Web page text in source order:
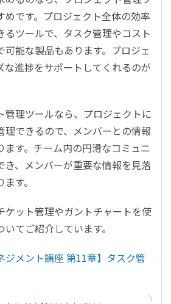
めです。プロジェクト全体の効率
るツールで、タスク管理やコスト
能な製品もあります。プロジェ
な進捗をサポートしてくれるのが
管理ツールなら、プロジェクトに
理できるので、メンバーとの情報
ます。チーム内の円滑なコミュニ
き、メンバーが重要な情報を見落
す。
ケット管理やガントチャートを使
てご紹介しています。
ジメント講座 第11章】タスク管